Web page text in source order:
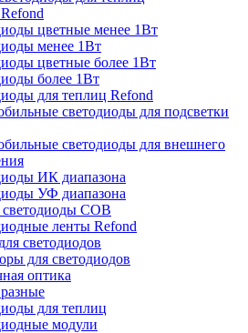
цветные менее 1Вт
менее 1Вт
цветные более 1Вт
более 1Вт
для теплиц Refond
светодиоды для подсветки
светодиоды для внешнего
ИК диапазона
УФ диапазона
COB
ленты Refond
светодиодов
для светодиодов
оптика
для теплиц
модули